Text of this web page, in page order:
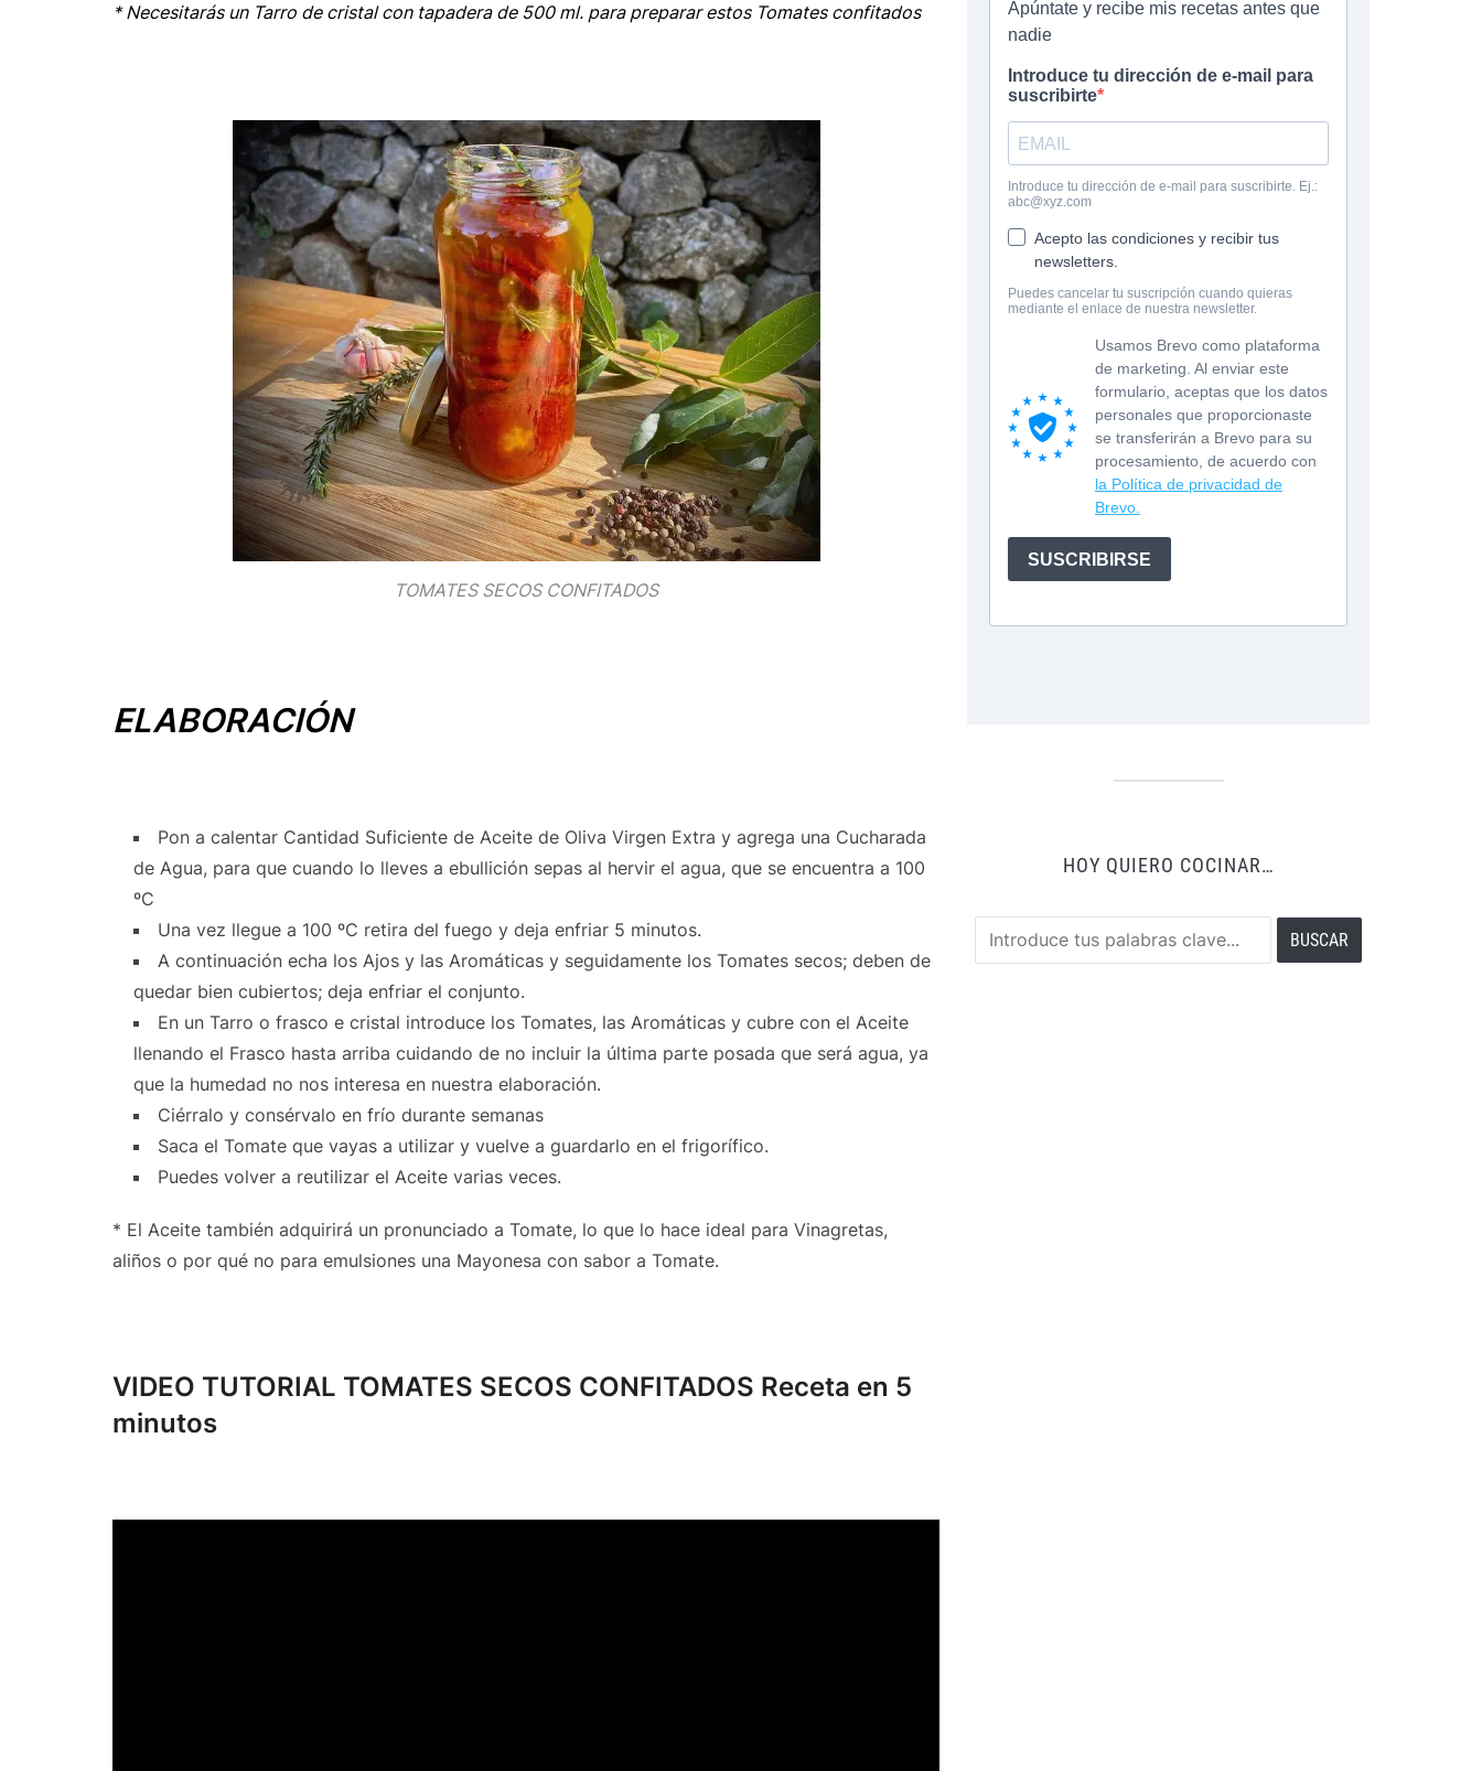
* Necesitarás un Tarro de cristal con tapadera de 500 ml. para preparar estos Tomates confitados
TOMATES SECOS CONFITADOS
ELABORACIÓN
Pon a calentar Cantidad Suficiente de Aceite de Oliva Virgen Extra y agrega una Cucharada
de Agua, para que cuando lo lleves a ebullición sepas al hervir el agua, que se encuentra a 100
ºC
Una vez llegue a 100 ºC retira del fuego y deja enfriar 5 minutos.
A continuación echa los Ajos y las Aromáticas y seguidamente los Tomates secos; deben de
quedar bien cubiertos; deja enfriar el conjunto.
En un Tarro o frasco e cristal introduce los Tomates, las Aromáticas y cubre con el Aceite
llenando el Frasco hasta arriba cuidando de no incluir la última parte posada que será agua, ya
que la humedad no nos interesa en nuestra elaboración.
Ciérralo y consérvalo en frío durante semanas
Saca el Tomate que vayas a utilizar y vuelve a guardarlo en el frigorífico.
Puedes volver a reutilizar el Aceite varias veces.
* El Aceite también adquirirá un pronunciado a Tomate, lo que lo hace ideal para Vinagretas,
aliños o por qué no para emulsiones una Mayonesa con sabor a Tomate.
VIDEO TUTORIAL TOMATES SECOS CONFITADOS Receta en 5
minutos
HOY QUIERO COCINAR…